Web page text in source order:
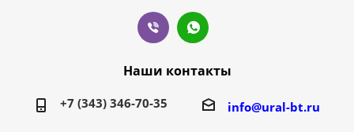
Наши контакты
+7 (343) 346-70-35 info@ural-bt.ru